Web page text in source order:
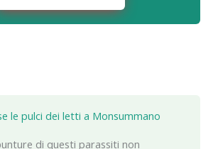
le pulci dei letti a Monsummano
di questi parassiti non